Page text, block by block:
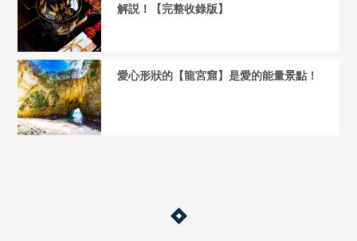
解説！【完整收錄版】
愛心形狀的【龍宮窟】是愛的能量景點！